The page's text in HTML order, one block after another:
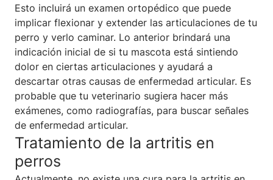
Esto incluirá un examen ortopédico que puede
implicar flexionar y extender las articulaciones de tu
perro y verlo caminar. Lo anterior brindará una
indicación inicial de si tu mascota está sintiendo
dolor en ciertas articulaciones y ayudará a
descartar otras causas de enfermedad articular. Es
probable que tu veterinario sugiera hacer más
exámenes, como radiografías, para buscar señales
de enfermedad articular.
Tratamiento de la artritis en
perros